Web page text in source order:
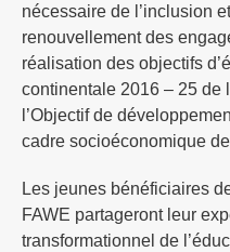
nécessaire de l’inclusion
renouvellement des
réalisation des objectifs
continentale 2016 – 25 de
l’Objectif de
cadre socioéconomique
Les jeunes bénéficiaires
FAWE partageront leur
transformationnel de